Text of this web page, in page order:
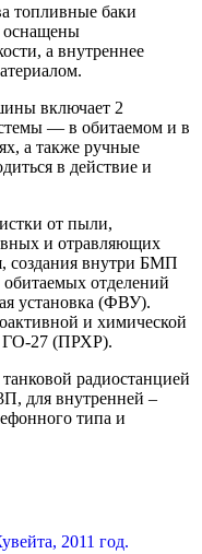
топливные баки
оснащены
а внутреннее
включает 2
— в обитаемом и в
а также ручные
в действие и
от пыли,
и отравляющих
создания внутри БМП
отделений
установка (ФВУ).
и химической
ГО-27 (ПРХР).
радиостанцией
для внутренней –
типа и